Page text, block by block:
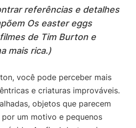
referências e detalhes
Os easter eggs
de Tim Burton e
mais rica.)
você pode perceber mais
e criaturas improváveis.
objetos que parecem
um motivo e pequenos